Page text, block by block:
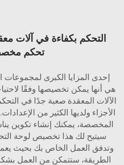
التحكم بكفاءة في آلات
تحكم
إحدى المزايا الكبرى لمجموعات
هي أنها يمكن تخصيصها وفقًا
الآلات المعقدة صعبة جدًا في
الأجزاء ولديها الكثير من
المخصصة، يمكنك إنشاء تكوين
سيتيح لك هذا تخصيص لوحة
وتدفق العمل الخاص بك بحيث
الطريقة، ستتمكن من العمل